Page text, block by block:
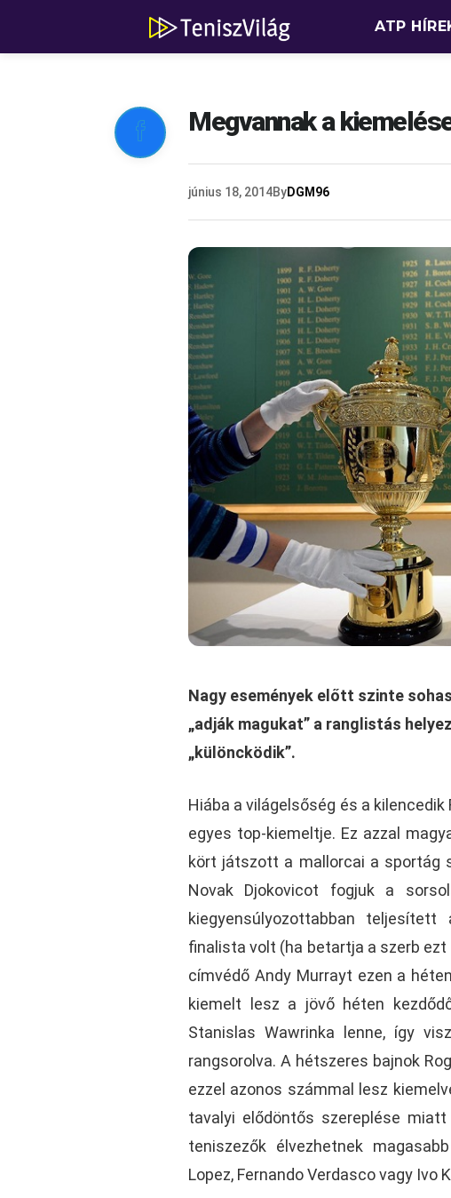
ATP
 Megvannak a
június 18, 2014ByDGM96
Nagy események előtt szinte
„adják magukat” a ranglistás
„különcködik”.
Hiába a világelsőség és a
egyes top-kiemeltje. Ez azzal
kört játszott a mallorcai a sportág
Novak Djokovicot fogjuk a
kiegyensúlyozottabban
finalista volt (ha betartja a szerb
címvédő Andy Murrayt ezen a
kiemelt lesz a jövő héten
Stanislas Wawrinka lenne, így
rangsorolva. A hétszeres bajnok
ezzel azonos számmal lesz
tavalyi elődöntős szereplése
teniszezők élvezhetnek
Lopez, Fernando Verdasco vagy Ivo